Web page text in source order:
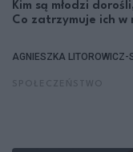
Kim są młodzi
Co zatrzymuje ich w
AGNIESZKA LITOROWICZ-